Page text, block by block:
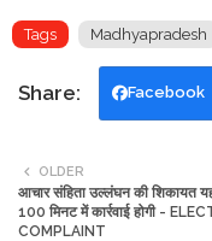
Tags Madhyapradesh
Facebook
OLDER
आचार संहिता उल्लंघन की शिकायत
100 मिनट में कार्रवाई होगी -
COMPLAINT